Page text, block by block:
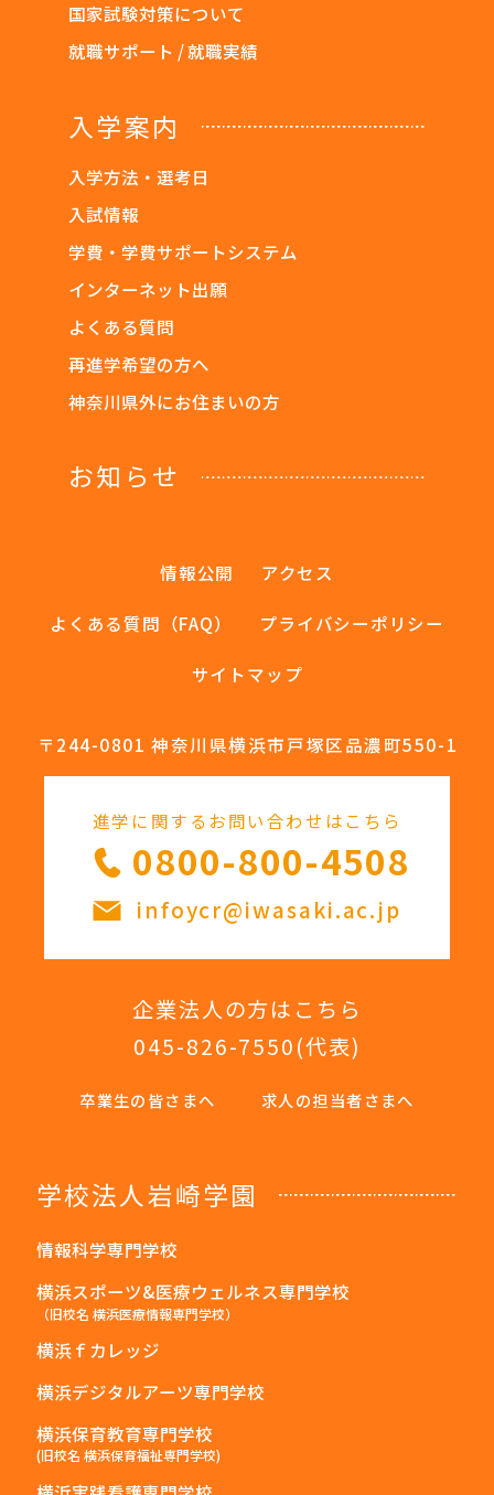
国家試験対策について
就職サポート / 就職実績
入学案内
入学方法・選考日
入試情報
学費・学費サポートシステム
インターネット出願
よくある質問
再進学希望の方へ
神奈川県外にお住まいの方
お知らせ
情報公開 アクセス
よくある質問（FAQ） プライバシーポリシー
サイトマップ
〒244-0801 神奈川県横浜市戸塚区品濃町550-1
進学に関するお問い合わせはこちら
0800-800-4508
infoycr@iwasaki.ac.jp
企業法人の方はこちら
045-826-7550(代表)
卒業生の皆さまへ 求人の担当者さまへ
学校法人岩崎学園
情報科学専門学校
横浜スポーツ&医療ウェルネス専門学校
（旧校名 横浜医療情報専門学校）
横浜ｆカレッジ
横浜デジタルアーツ専門学校
横浜保育教育専門学校
(旧校名 横浜保育福祉専門学校)